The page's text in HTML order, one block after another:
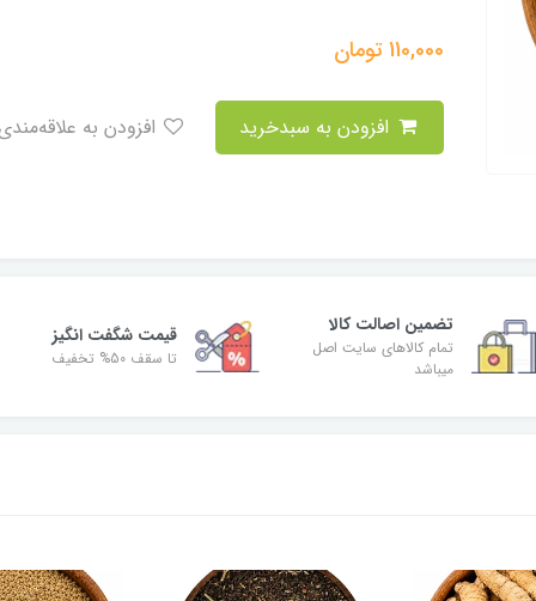
110,000تومان
تضمین اصالت کالا
تمام کالاهای سایت اصل
میباشد
قیمت شگفت انگیز
تا سقف 50% تخفیف